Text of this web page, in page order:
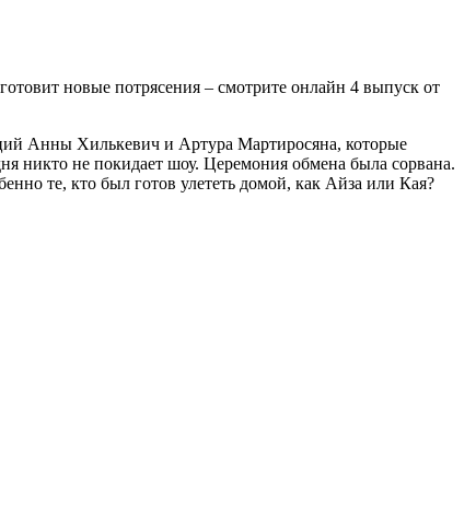
новые потрясения – смотрите онлайн 4 выпуск от
Анны Хилькевич и Артура Мартиросяна, которые
никто не покидает шоу. Церемония обмена была сорвана.
те, кто был готов улететь домой, как Айза или Кая?